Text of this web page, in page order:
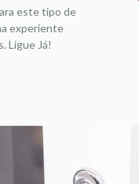
este tipo de
experiente
Ligue Já!